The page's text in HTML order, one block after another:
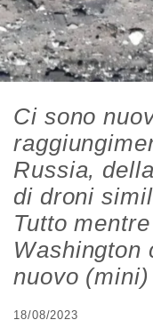
Ci sono
Russia,
di droni
Tutto
Washington
nuovo
18/08/2023